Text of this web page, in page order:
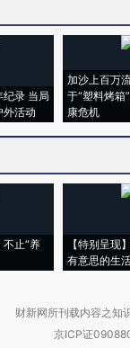
录 当局
外活动
加沙上百万
于“塑料烤箱
康危机
不止“养
【特别呈现
有意思的生
财新网所刊载内容之知
京ICP证